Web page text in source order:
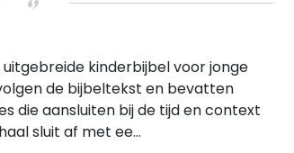
kinderbijbel voor jonge
de bijbeltekst en bevatten
die aansluiten bij de tijd en context
sluit af met ee...